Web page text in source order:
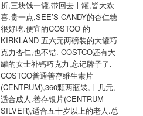
折,三块钱一罐,带回去十罐,皆大欢
喜.贵一点,SEE’S CANDY的杏仁糖
很好吃.便宜的COSTCO 的
KIRKLAND 五六元两磅装的大罐巧
克力杏仁,也不错. COSTCO还有大
罐的女士补钙巧克力,忘记牌子了.
COSTCO普通善存维生素片
(CENTRUM),360颗两瓶装,十几元,
适合成人.善存银片(CENTRUM
SILVER),适合五十岁以上的老人.总